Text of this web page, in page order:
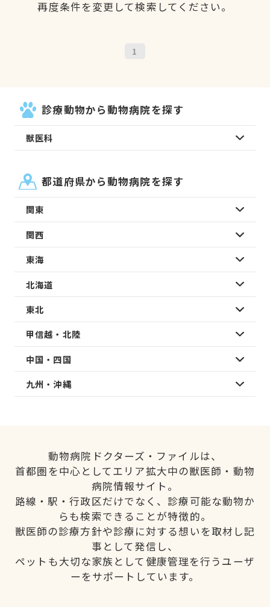
再度条件を変更して検索してください。
1
診療動物から動物病院を探す
獣医科
都道府県から動物病院を探す
関東
関西
東海
北海道
東北
甲信越・北陸
中国・四国
九州・沖縄
動物病院ドクターズ・ファイルは、
首都圏を中心としてエリア拡大中の獣医師・動物
病院情報サイト。
路線・駅・行政区だけでなく、診療可能な動物か
らも検索できることが特徴的。
獣医師の診療方針や診療に対する想いを取材し記
事として発信し、
ペットも大切な家族として健康管理を行うユーザ
ーをサポートしています。